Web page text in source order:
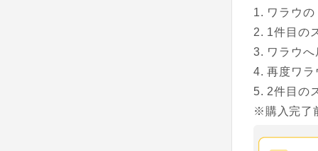
ワラウ
1件目の
ワラウへ
再度ワラ
2件目の
※購入完了